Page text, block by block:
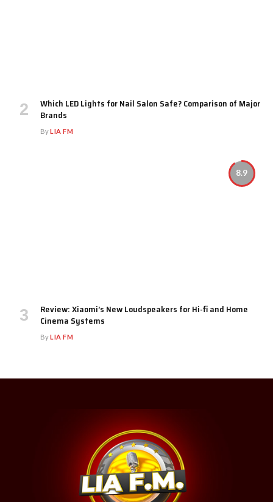
Which LED Lights for Nail Salon Safe? Comparison of Major
Brands
ByLIA FM
8.9
Review: Xiaomi’s New Loudspeakers for Hi-fi and Home
Cinema Systems
ByLIA FM